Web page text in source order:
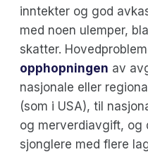
inntekter og god
med noen ulemper,
skatter.
opphopningen av
nasjonale eller
(som i USA), til
og merverdiavgift, og
sjonglere med flere